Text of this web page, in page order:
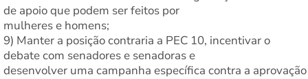
de apoio que podem ser feitos por
mulheres e homens;
9) Manter a posição contraria a PEC 10, incentivar o
debate com senadores e senadoras e
desenvolver uma campanha específica contra a aprovação